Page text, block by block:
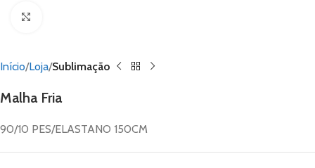
Início Loja Sublimação
Malha Fria
90/10 PES/ELASTANO 150CM